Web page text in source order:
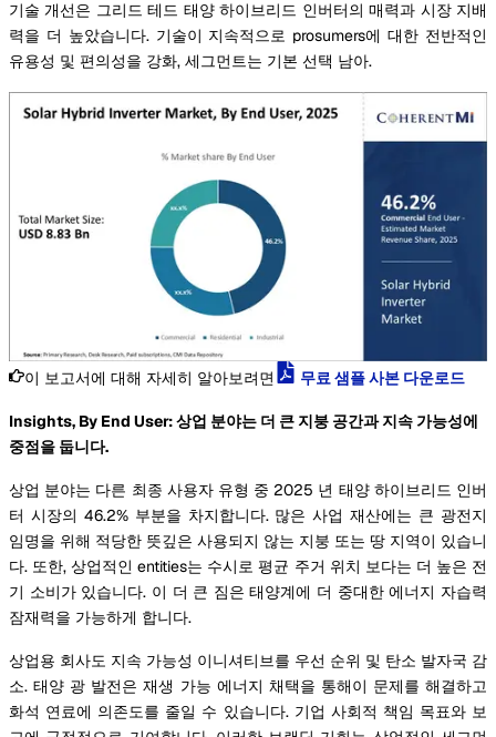
기술 개선은 그리드 테드 태양 하이브리드 인버터의 매력과 시장 지배
력을 더 높았습니다. 기술이 지속적으로 prosumers에 대한 전반적인
유용성 및 편의성을 강화, 세그먼트는 기본 선택 남아.
이 보고서에 대해 자세히 알아보려면 무료 샘플 사본 다운로드
Insights, By End User: 상업 분야는 더 큰 지붕 공간과 지속 가능성에
중점을 둡니다.
상업 분야는 다른 최종 사용자 유형 중 2025 년 태양 하이브리드 인버
터 시장의 46.2% 부분을 차지합니다. 많은 사업 재산에는 큰 광전지
임명을 위해 적당한 뜻깊은 사용되지 않는 지붕 또는 땅 지역이 있습니
다. 또한, 상업적인 entities는 수시로 평균 주거 위치 보다는 더 높은 전
기 소비가 있습니다. 이 더 큰 짐은 태양계에 더 중대한 에너지 자습력
잠재력을 가능하게 합니다.
상업용 회사도 지속 가능성 이니셔티브를 우선 순위 및 탄소 발자국 감
소. 태양 광 발전은 재생 가능 에너지 채택을 통해이 문제를 해결하고
화석 연료에 의존도를 줄일 수 있습니다. 기업 사회적 책임 목표와 보